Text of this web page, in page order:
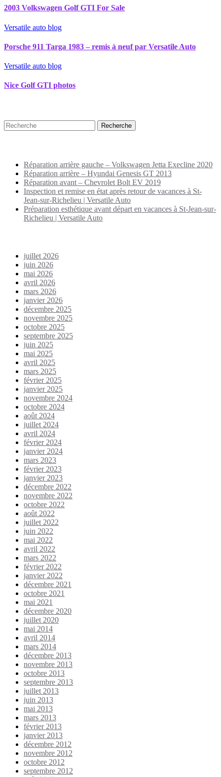
2003 Volkswagen Golf GTI For Sale
Versatile auto blog
Porsche 911 Targa 1983 – remis à neuf par Versatile Auto
Versatile auto blog
Nice Golf GTI photos
Réparation arrière gauche – Volkswagen Jetta Execline 2020
Réparation arrière – Hyundai Genesis GT 2013
Réparation avant – Chevrolet Bolt EV 2019
Inspection et remise en état après retour de vacances à St-
Jean-sur-Richelieu | Versatile Auto
Préparation esthétique avant départ en vacances à St-Jean-sur-
Richelieu | Versatile Auto
juillet 2026
juin 2026
mai 2026
avril 2026
mars 2026
janvier 2026
décembre 2025
novembre 2025
octobre 2025
septembre 2025
juin 2025
mai 2025
avril 2025
mars 2025
février 2025
janvier 2025
novembre 2024
octobre 2024
août 2024
juillet 2024
avril 2024
février 2024
janvier 2024
mars 2023
février 2023
janvier 2023
décembre 2022
novembre 2022
octobre 2022
août 2022
juillet 2022
juin 2022
mai 2022
avril 2022
mars 2022
février 2022
janvier 2022
décembre 2021
octobre 2021
mai 2021
décembre 2020
juillet 2020
mai 2014
avril 2014
mars 2014
décembre 2013
novembre 2013
octobre 2013
septembre 2013
juillet 2013
juin 2013
mai 2013
mars 2013
février 2013
janvier 2013
décembre 2012
novembre 2012
octobre 2012
septembre 2012